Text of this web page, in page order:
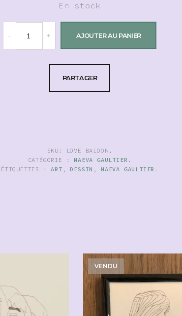
En stock
AJOUTER AU PANIER
PARTAGER
SKU: LOVE BALOON .
CATÉGORIE :MAEVA GAULTIER .
ÉTIQUETTES :ART ,DESSIN , MAEVA GAULTIER .
VENDU